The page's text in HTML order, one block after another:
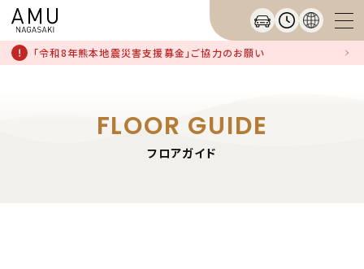
「令和8年熊本地震災害支援募金」ご協力のお願い
FLOOR GUIDE
フロアガイド